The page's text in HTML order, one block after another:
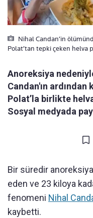
Nihal Candan’in
Polat’tan tepki çeken helva
Anoreksiya
Candan'ın
Polat’la birlikte
Sosyal medyada
Bir süredir
eden ve 23 kiloya
fenomeni Nihal
kaybetti.